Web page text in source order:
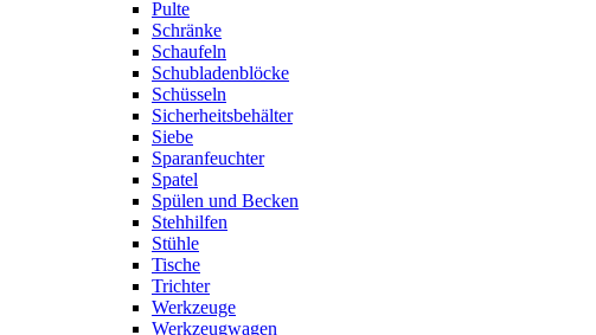
Pulte
Schränke
Schaufeln
Schubladenblöcke
Schüsseln
Sicherheitsbehälter
Siebe
Sparanfeuchter
Spatel
Spülen und Becken
Stehhilfen
Stühle
Tische
Trichter
Werkzeuge
Werkzeugwagen